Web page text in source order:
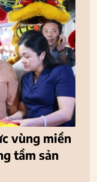
vùng miền
tầm sản